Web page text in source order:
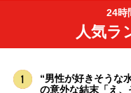
24時
人気ラ
“男性が好きそうな
の意外な結末「え